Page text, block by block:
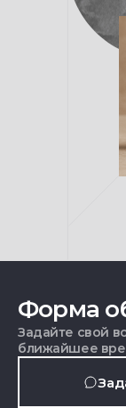
Форма
Задайте свой
ближайшее